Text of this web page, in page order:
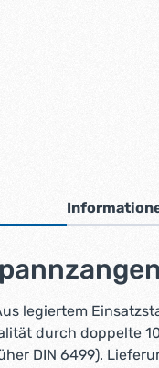
legiertem
durch doppelte
DIN 6499).